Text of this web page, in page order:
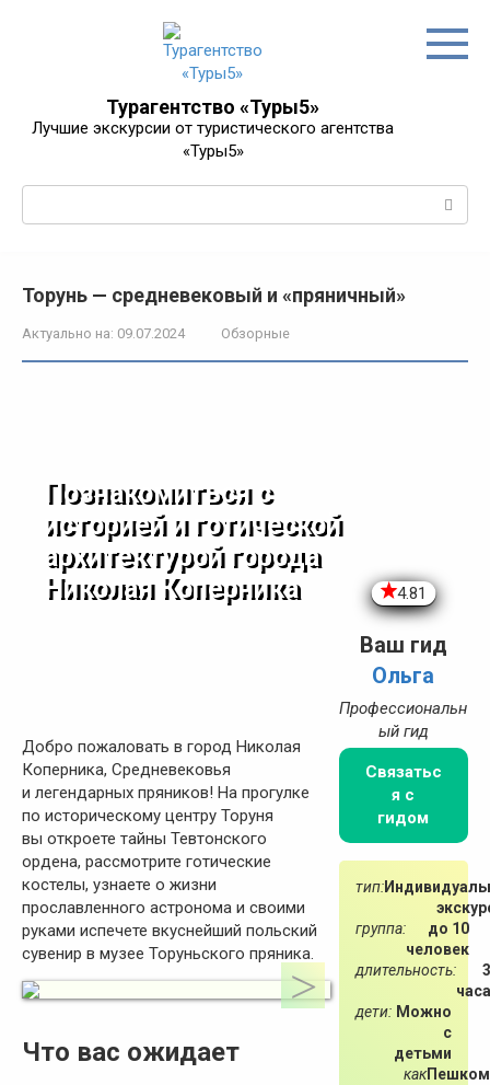
Турагентство «Туры5»
Лучшие экскурсии от туристического агентства
«Туры5»
Торунь — средневековый и «пряничный»
Актуально на: 09.07.2024 Обзорные
Познакомиться с
историей и готической
архитектурой города
Николая Коперника
4.81
Ваш гид
Ольга
Профессиональн
ый гид
Связатьс
я с
гидом
тип:
группа:
до 10
человек
длительность:
3
часа
дети: Можно
с
детьми
какПешком
Добро пожаловать в город Николая
Коперника, Средневековья
и легендарных пряников! На прогулке
по историческому центру Торуня
вы откроете тайны Тевтонского
ордена, рассмотрите готические
костелы, узнаете о жизни
прославленного астронома и своими
руками испечете вкуснейший польский
сувенир в музее Торуньского пряника.
Что вас ожидает